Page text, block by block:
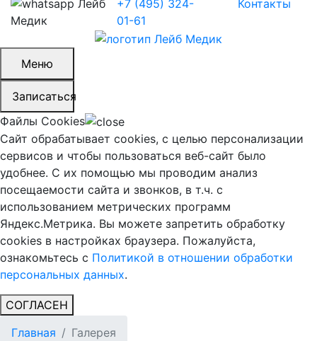
+7 (495) 324-
01-61
Контакты
Меню
Записаться
Файлы Cookies
Сайт обрабатывает cookies, с целью персонализации
сервисов и чтобы пользоваться веб-сайт было
удобнее. С их помощью мы проводим анализ
посещаемости сайта и звонков, в т.ч. с
использованием метрических программ
Яндекс.Метрика. Вы можете запретить обработку
cookies в настройках браузера. Пожалуйста,
ознакомьтесь с Политикой в отношении обработки
персональных данных.
СОГЛАСЕН
Главная
Галерея